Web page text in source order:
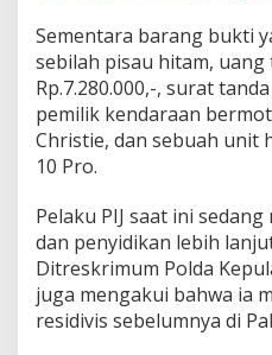
Sementara barang bukti
sebilah pisau hitam,
Rp.7.280.000,-, surat
pemilik kendaraan
Christie, dan sebuah unit
10 Pro.
Pelaku PIJ saat ini
dan penyidikan lebih
Ditreskrimum Polda
juga mengakui bahwa ia
residivis sebelumnya di